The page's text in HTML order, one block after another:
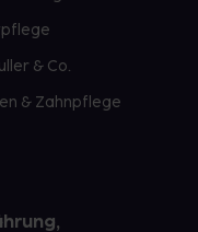
& Co.
& Zahnpflege